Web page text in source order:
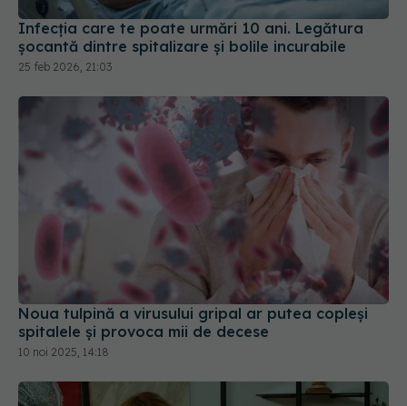
Infecția care te poate urmări 10 ani. Legătura
șocantă dintre spitalizare și bolile incurabile
25 feb 2026, 21:03
Noua tulpină a virusului gripal ar putea copleși
spitalele și provoca mii de decese
10 noi 2025, 14:18